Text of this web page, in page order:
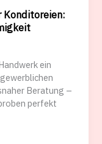
Konditoreien:
ein
Beratung –
perfekt